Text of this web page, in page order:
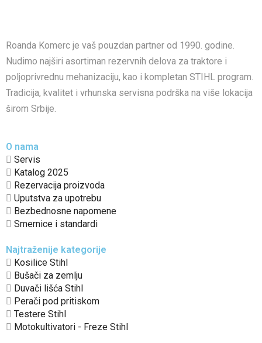
Roanda Komerc je vaš pouzdan partner od 1990. godine.
Nudimo najširi asortiman rezervnih delova za traktore i
poljoprivrednu mehanizaciju, kao i kompletan STIHL program.
Tradicija, kvalitet i vrhunska servisna podrška na više lokacija
širom Srbije.
O nama
Servis
Katalog 2025
Rezervacija proizvoda
Uputstva za upotrebu
Bezbednosne napomene
Smernice i standardi
Najtraženije kategorije
Kosilice Stihl
Bušači za zemlju
Duvači lišća Stihl
Perači pod pritiskom
Testere Stihl
Motokultivatori - Freze Stihl